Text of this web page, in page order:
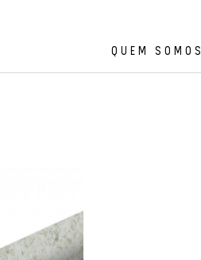
QUEM SOMOS